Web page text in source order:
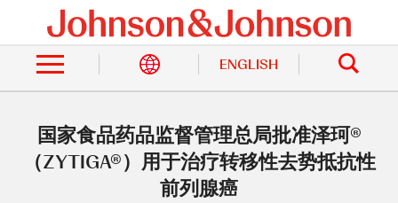
到
内
ENGLISH
站
国家食品药品监督管理总局批准泽珂®
（ZYTIGA®）用于治疗转移性去势抵抗性
前列腺癌